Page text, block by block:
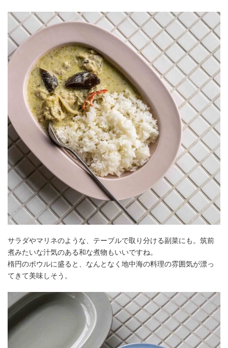
サラダやマリネのような、テーブルで取り分ける副菜にも。筑前
煮みたいな汁気のある和な煮物もいいですね。
楕円のボウルに盛ると、なんとなく地中海の料理の雰囲気が漂っ
てきて美味しそう。